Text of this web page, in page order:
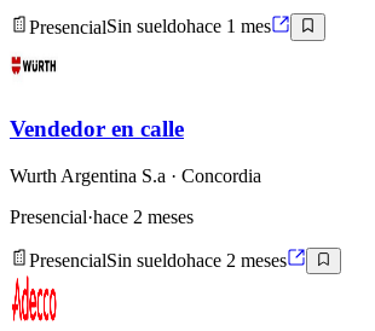
PresencialSin sueldohace 1 mes
Vendedor en calle
Wurth Argentina S.a · Concordia
Presencial·hace 2 meses
PresencialSin sueldohace 2 meses